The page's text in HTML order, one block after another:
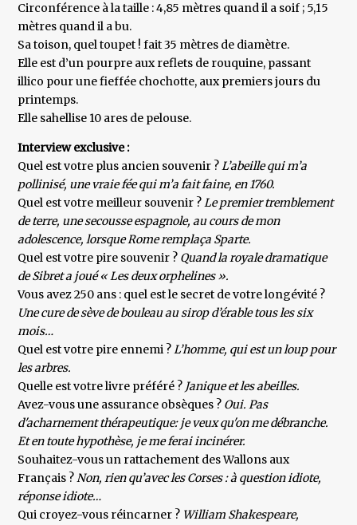
Circonférence à la taille : 4,85 mètres quand il a soif ; 5,15
mètres quand il a bu.
Sa toison, quel toupet ! fait 35 mètres de diamètre.
Elle est d’un pourpre aux reflets de rouquine, passant
illico pour une fieffée chochotte, aux premiers jours du
printemps.
Elle sahellise 10 ares de pelouse.
Interview exclusive :
Quel est votre plus ancien souvenir ?L’abeille qui m’a
pollinisé, une vraie fée qui m’a fait faine, en 1760.
Quel est votre meilleur souvenir ?Le premier tremblement
de terre, une secousse espagnole, au cours de mon
adolescence, lorsque Rome remplaça Sparte.
Quel est votre pire souvenir ? Quand la royale dramatique
de Sibret a joué « Les deux orphelines ».
Vous avez 250 ans : quel est le secret de votre longévité ?
Une cure de sève de bouleau au sirop d’érable tous les six
mois…
Quel est votre pire ennemi ?L’homme, qui est un loup pour
les arbres.
Quelle est votre livre préféré ? Janique et les abeilles.
Avez-vous une assurance obsèques ? Oui. Pas
d'acharnement thérapeutique: je veux qu'on me débranche.
Et en toute hypothèse, je me ferai incinérer.
Souhaitez-vous un rattachement des Wallons aux
Français ?Non, rien qu’avec les Corses : à question idiote,
réponse idiote…
Qui croyez-vous réincarner ? William Shakespeare,